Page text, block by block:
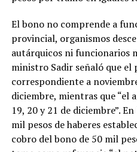
El bono no comprende a
provincial, organismos
autárquicos ni funcionarios
ministro Sadir señaló que el
correspondiente a
diciembre, mientras que “el
19, 20 y 21 de diciembre”.
mil pesos de haberes
cobro del bono de 50 mil